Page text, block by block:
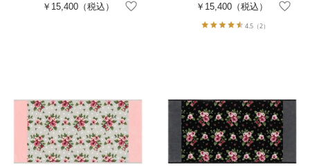
￥15,400（税込） ￥15,400 （税込）
4.5（2）